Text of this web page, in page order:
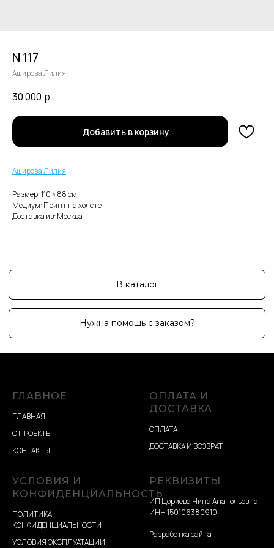
N 117
Аширова Лилия
30 000 р.
Добавить в корзину
Аширова Лилия
Размер: 110 × 88 cм
Медиум: Принт на холсте
Доставка из: Москва
ГЛАВНОЕ
ГЛАВНАЯ
О ПРОЕКТЕ
КОНТАКТЫ
ОПЛАТА И
ДОСТАВКА
ОПЛАТА
ДОСТАВКА И ВОЗВРАТ
УСЛОВИЯ И
КОНФИДЕНЦИАЛЬНОСТЬ
ПОЛИТИКА
КОНФИДЕНЦИАЛЬНОСТИ
УСЛОВИЯ ЭКСПЛУАТАЦИИ
РЕКВИЗИТЫ
ИП Цориева Нина Анатольевна
ИНН 150106380910
Разработка сайта